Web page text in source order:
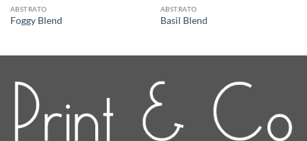
ABSTRATO
Foggy Blend
ABSTRATO
Basil Blend